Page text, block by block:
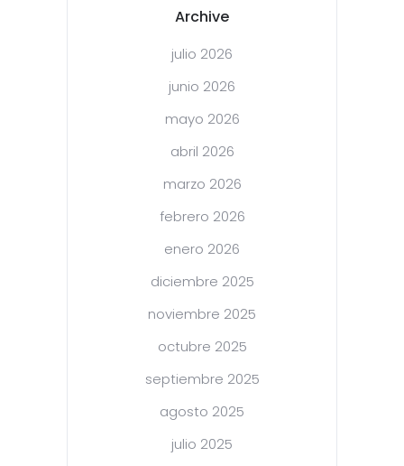
Archive
julio 2026
junio 2026
mayo 2026
abril 2026
marzo 2026
febrero 2026
enero 2026
diciembre 2025
noviembre 2025
octubre 2025
septiembre 2025
agosto 2025
julio 2025